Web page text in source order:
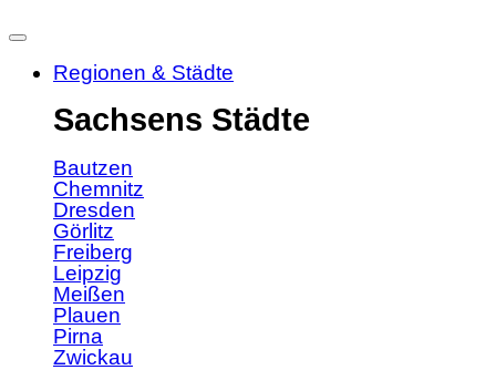
Regionen & Städte
Sachsens Städte
Bautzen
Chemnitz
Dresden
Görlitz
Freiberg
Leipzig
Meißen
Plauen
Pirna
Zwickau